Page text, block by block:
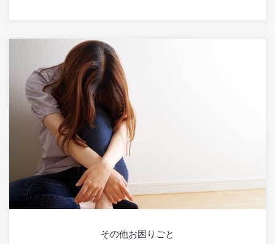
その他お困りごと